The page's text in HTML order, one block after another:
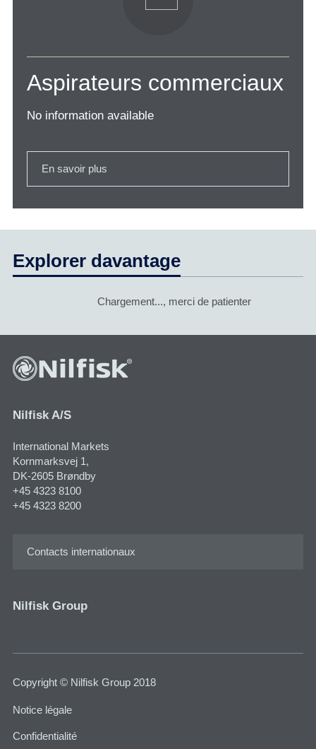
Aspirateurs commerciaux
No information available
En savoir plus
Explorer davantage
Chargement..., merci de patienter
Nilfisk A/S
International Markets
Kornmarksvej 1​,
DK-2605 Brøndby
+45 4323 8100
+45 4323 8200
Contacts internationaux
Nilfisk Group
Copyright © Nilfisk Group 2018
Notice légale
Confidentialité